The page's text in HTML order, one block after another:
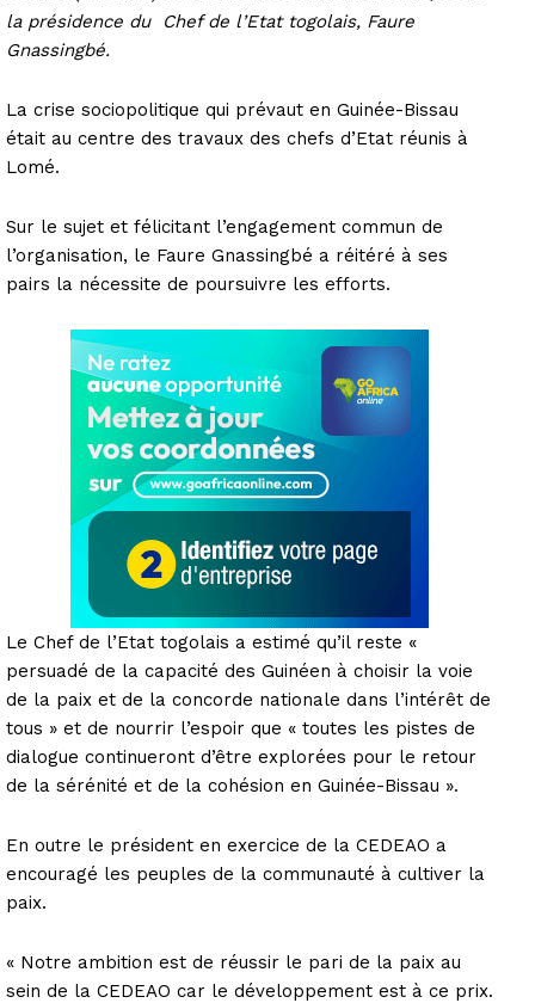
la présidence du Chef de l’Etat togolais, Faure
Gnassingbé.
La crise sociopolitique qui prévaut en Guinée-Bissau
était au centre des travaux des chefs d’Etat réunis à
Lomé.
Sur le sujet et félicitant l’engagement commun de
l’organisation, le Faure Gnassingbé a réitéré à ses
pairs la nécessite de poursuivre les efforts.
Le Chef de l’Etat togolais a estimé qu’il reste «
persuadé de la capacité des Guinéen à choisir la voie
de la paix et de la concorde nationale dans l’intérêt de
tous » et de nourrir l’espoir que « toutes les pistes de
dialogue continueront d’être explorées pour le retour
de la sérénité et de la cohésion en Guinée-Bissau ».
En outre le président en exercice de la CEDEAO a
encouragé les peuples de la communauté à cultiver la
paix.
« Notre ambition est de réussir le pari de la paix au
sein de la CEDEAO car le développement est à ce prix.